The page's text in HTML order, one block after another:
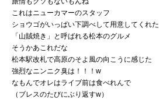
これはニューカマーのスタッフ
ショウゴがいっぱい下調べして用意してくれた
「山賊焼き」と呼ばれる松本のグルメ
そうかあこれだな
松本駅改札で高原のそよ風の向こうに感じた
強烈なニンニク臭は！！！w
なもんでオレはライブ前は食べれんで
（ブレスのたびにぶり返すw）